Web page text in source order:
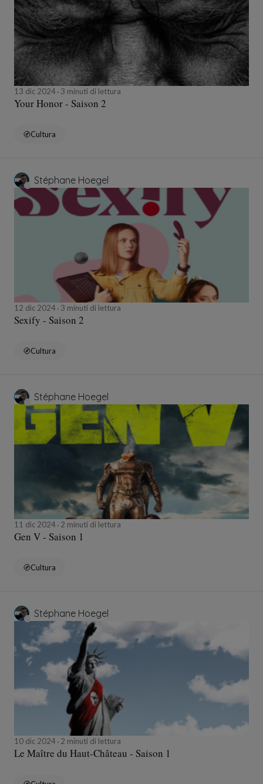
13 dic 2024 3 minuti di lettura
Your Honor - Saison 2
Cultura
Stéphane Hoegel
12 dic 2024 3 minuti di lettura
Sexify - Saison 2
Cultura
Stéphane Hoegel
11 dic 2024 2 minuti di lettura
Gen V - Saison 1
Cultura
Stéphane Hoegel
10 dic 2024 2 minuti di lettura
Le Maître du Haut-Château - Saison 1